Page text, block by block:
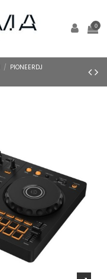
0
PIONEERDJ